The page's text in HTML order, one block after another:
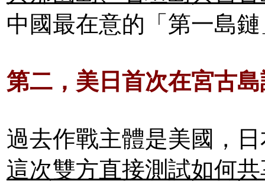
中國最在意的「第一島
第二，美日首次在宮古
過去作戰主體是美國，
這次雙方直接測試如何